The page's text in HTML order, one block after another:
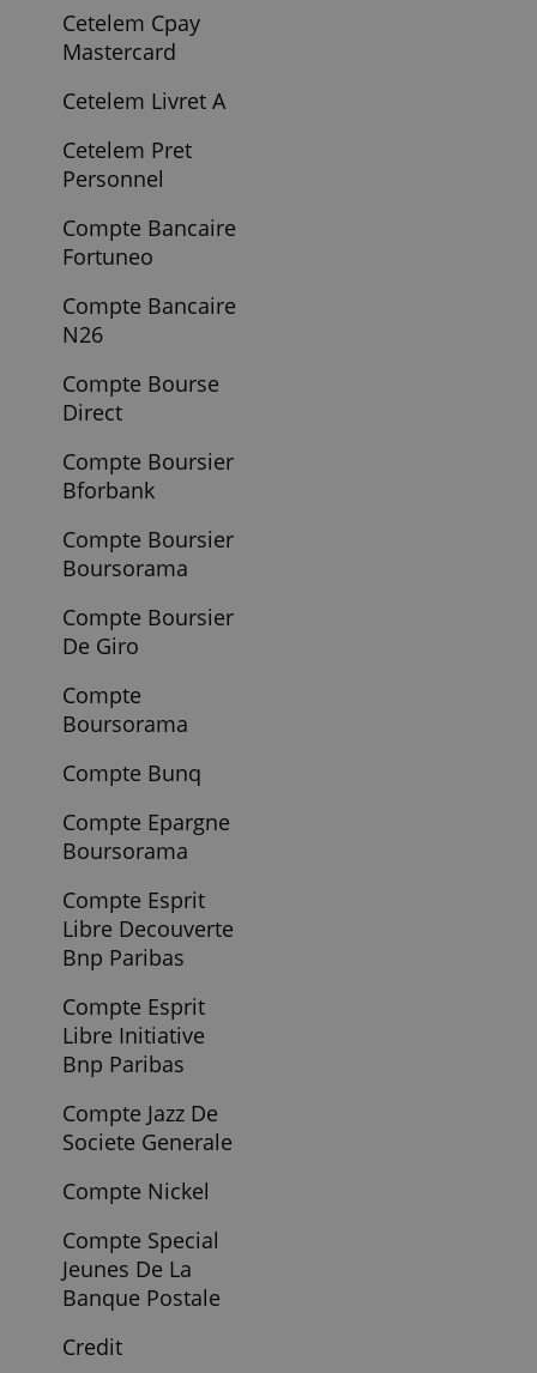
Carte Visa Infinite
Bforbank
Credit Agricole
Carte Visa
Premier De La
Carte Zero Gold
Mastercard
Cetelem Cpay
Mastercard
Cetelem Pret
Compte Bancaire
Fortuneo
N26
Compte Bourse
Direct
Compte Boursier
Bforbank
Compte Boursier
Boursorama
Compte Boursier
De Giro
Compte
Compte Bunq
Compte Epargne
Boursorama